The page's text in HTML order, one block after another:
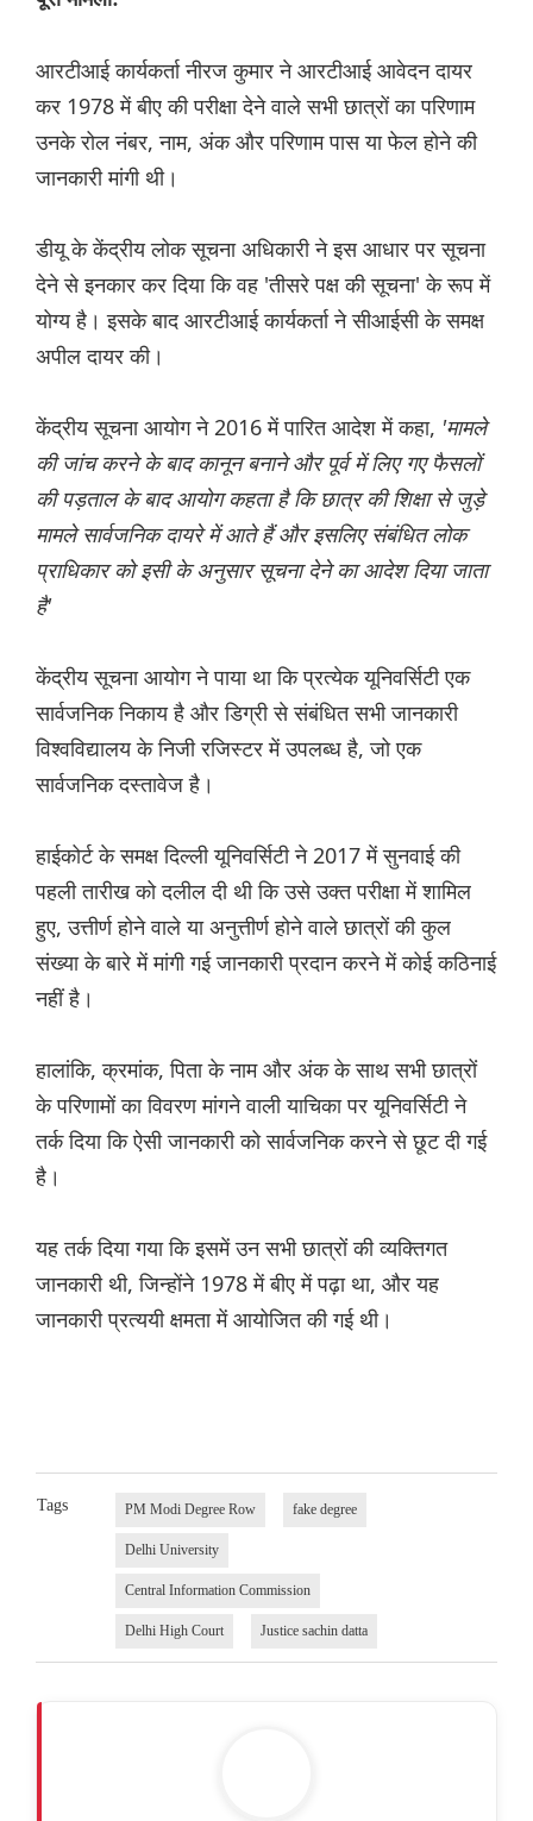
आरटीआई कार्यकर्ता नीरज कुमार ने आरटीआई आवेदन दायर
कर 1978 में बीए की परीक्षा देने वाले सभी छात्रों का परिणाम
उनके रोल नंबर, नाम, अंक और परिणाम पास या फेल होने की
जानकारी मांगी थी।
डीयू के केंद्रीय लोक सूचना अधिकारी ने इस आधार पर सूचना
देने से इनकार कर दिया कि वह 'तीसरे पक्ष की सूचना' के रूप में
योग्य है। इसके बाद आरटीआई कार्यकर्ता ने सीआईसी के समक्ष
अपील दायर की।
केंद्रीय सूचना आयोग ने 2016 में पारित आदेश में कहा, 'मामले
की जांच करने के बाद कानून बनाने और पूर्व में लिए गए फैसलों
की पड़ताल के बाद आयोग कहता है कि छात्र की शिक्षा से जुड़े
मामले सार्वजनिक दायरे में आते हैं और इसलिए संबंधित लोक
प्राधिकार को इसी के अनुसार सूचना देने का आदेश दिया जाता
है'
केंद्रीय सूचना आयोग ने पाया था कि प्रत्येक यूनिवर्सिटी एक
सार्वजनिक निकाय है और डिग्री से संबंधित सभी जानकारी
विश्वविद्यालय के निजी रजिस्टर में उपलब्ध है, जो एक
सार्वजनिक दस्तावेज है।
हाईकोर्ट के समक्ष दिल्ली यूनिवर्सिटी ने 2017 में सुनवाई की
पहली तारीख को दलील दी थी कि उसे उक्त परीक्षा में शामिल
हुए, उत्तीर्ण होने वाले या अनुत्तीर्ण होने वाले छात्रों की कुल
संख्या के बारे में मांगी गई जानकारी प्रदान करने में कोई कठिनाई
नहीं है।
हालांकि, क्रमांक, पिता के नाम और अंक के साथ सभी छात्रों
के परिणामों का विवरण मांगने वाली याचिका पर यूनिवर्सिटी ने
तर्क दिया कि ऐसी जानकारी को सार्वजनिक करने से छूट दी गई
है।
यह तर्क दिया गया कि इसमें उन सभी छात्रों की व्यक्तिगत
जानकारी थी, जिन्होंने 1978 में बीए में पढ़ा था, और यह
जानकारी प्रत्ययी क्षमता में आयोजित की गई थी।
Tags PM Modi Degree Row fake degree
Delhi University
Central Information Commission
Delhi High Court Justice sachin datta